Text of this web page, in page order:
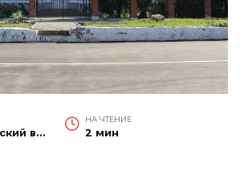
Красносулинский вестник
НА ЧТЕНИЕ
2 мин